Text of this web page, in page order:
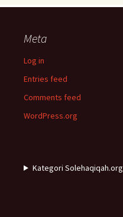
Meta
Log in
Entries feed
Comments feed
WordPress.org
Kategori Solehaqiqah.org